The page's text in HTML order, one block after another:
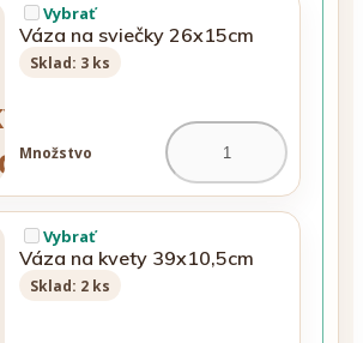
Vybrať
Váza na sviečky 26x15cm
Sklad: 3 ks
Množstvo
Vybrať
Váza na kvety 39x10,5cm
Sklad: 2 ks